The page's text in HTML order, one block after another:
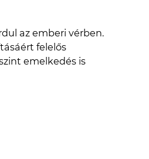
az emberi vérben.
felelős
emelkedés is